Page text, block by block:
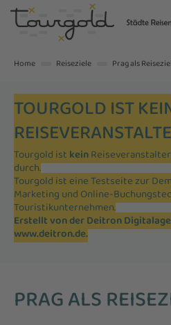
Home Reiseziele Prag als Reiseziel
TOURGOLD IST
Tourgold ist kein
durch.
Tourgold ist eine Testseite zur
Marketing und Online-
Touristikunternehmen.
Erstellt von der Deitron
www.deitron.de.
PRAG ALS